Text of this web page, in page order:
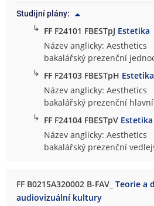
Studijní plány:
↳ FF F24101 FBESTpJ Estetika
Název anglicky: Aesthetics
bakalářský prezenční
↳ FF F24103 FBESTpH Estetika
Název anglicky: Aesthetics
bakalářský prezenční hlavní
↳ FF F24104 FBESTpV Estetika
Název anglicky: Aesthetics
bakalářský prezenční
FF B0215A320002 B-FAV_Teorie a
audiovizuální kultury